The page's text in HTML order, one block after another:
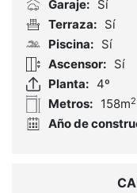
Garaje: Sí
Terraza: Sí
Piscina: Sí
Ascensor: Sí
Planta: 4º
Metros: 158m2
Año de